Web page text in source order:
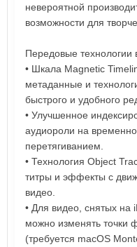
невероятной
возможности для
Передовые технологии
• Шкала Magnetic
метаданные и
быстрого и удобного
• Улучшенное
аудиороли на
перетягиванием.
• Технология Object
титры и эффекты с
видео.
• Для видео, снятых
можно изменять точки
(требуется macOS